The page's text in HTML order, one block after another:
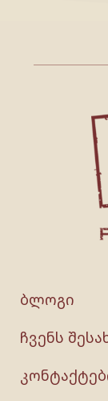
ბლოგი
ჩვენს